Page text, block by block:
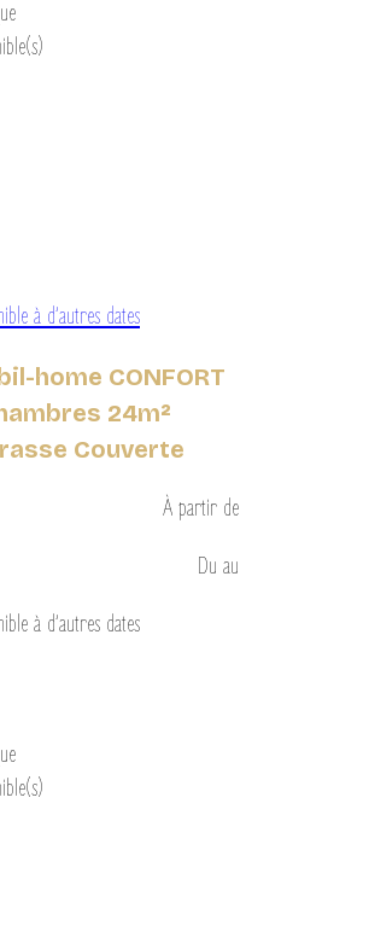
à d’autres dates
home CONFORT
24m²
Couverte
À partir de
Du au
à d’autres dates